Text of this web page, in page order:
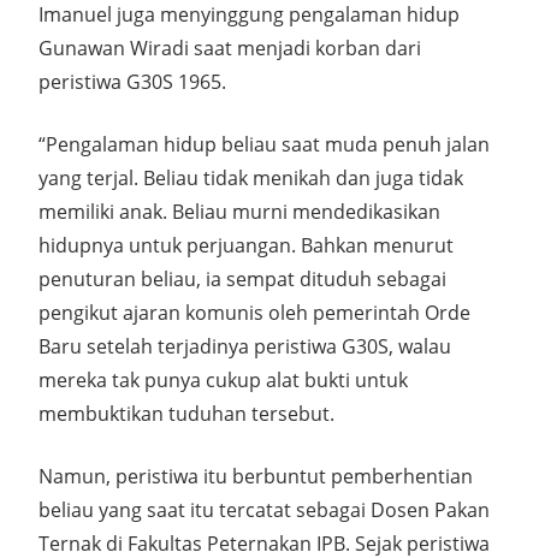
Imanuel juga menyinggung pengalaman hidup
Gunawan Wiradi saat menjadi korban dari
peristiwa G30S 1965.
“Pengalaman hidup beliau saat muda penuh jalan
yang terjal. Beliau tidak menikah dan juga tidak
memiliki anak. Beliau murni mendedikasikan
hidupnya untuk perjuangan. Bahkan menurut
penuturan beliau, ia sempat dituduh sebagai
pengikut ajaran komunis oleh pemerintah Orde
Baru setelah terjadinya peristiwa G30S, walau
mereka tak punya cukup alat bukti untuk
membuktikan tuduhan tersebut.
Namun, peristiwa itu berbuntut pemberhentian
beliau yang saat itu tercatat sebagai Dosen Pakan
Ternak di Fakultas Peternakan IPB. Sejak peristiwa